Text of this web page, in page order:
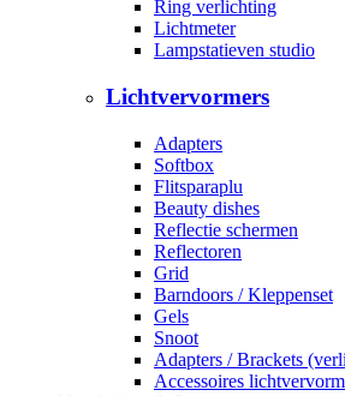
Ring verlichting
Lichtmeter
Lampstatieven studio
Lichtvervormers
Adapters
Softbox
Flitsparaplu
Beauty dishes
Reflectie schermen
Reflectoren
Grid
Barndoors / Kleppenset
Gels
Snoot
Adapters / Brackets
Accessoires